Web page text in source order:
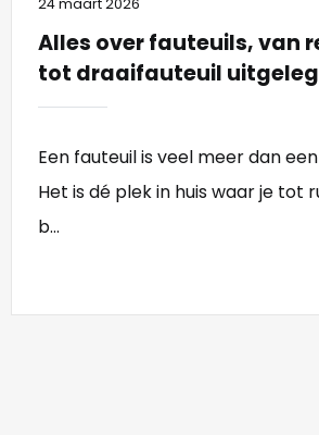
24 maart 2026
Alles over fauteuils, van
tot draaifauteuil
Een fauteuil is veel meer dan
Het is dé plek in huis waar je tot
b...